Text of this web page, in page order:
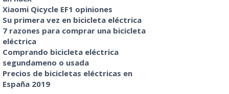
Xiaomi Qicycle EF1 opiniones
Su primera vez en bicicleta eléctrica
7 razones para comprar una bicicleta
eléctrica
Comprando bicicleta eléctrica
segundameno o usada
Precios de bicicletas eléctricas en
España 2019